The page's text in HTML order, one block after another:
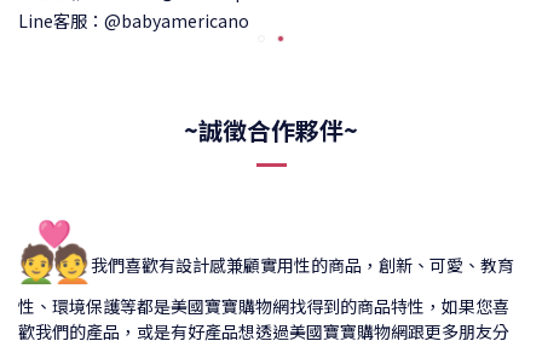
Line客服：@babyamericano
~誠徵合作夥伴~
💑我們喜歡有設計感兼顧實用性的商品，創新、可愛、教育
性、環境保護等都是美國寶寶購物網找得到的商品特性，如果您喜
歡我們的產品，或是有好產品想透過美國寶寶購物網跟更多朋友分